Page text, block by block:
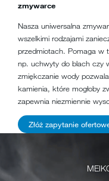
zmywarce
Nasza uniwersalna
wszelkimi rodzajami
przedmiotach. Pomaga w
np. uchwyty do blach czy
zmiękczanie wody
kamienia, które mogłoby
zapewnia niezmiennie
Złóż zapytanie